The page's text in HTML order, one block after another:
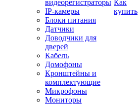
видеорегистраторы
IP-камеры
Блоки питания
Датчики
Доводчики для
дверей
Кабель
Домофоны
Кронштейны и
комплектующие
Микрофоны
Мониторы
Как
купить